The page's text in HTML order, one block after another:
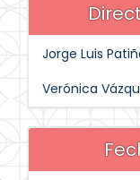
Jorge Luis
Verónica